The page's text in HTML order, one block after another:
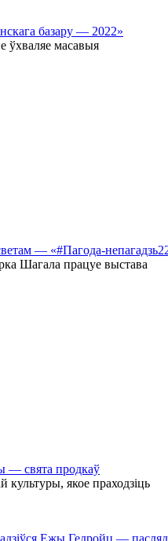
базару — 2022»
ўхваляе масавыя
— «#Пагода-
Шагала працуе выстава
— свята продкаў
якое праходзіць
Ежы Гедройц —